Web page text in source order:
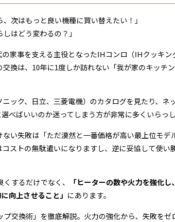
次はもっと良い機種に買い替えたい！」
はどう変わるの？」
家事を支える主役となったIHコンロ（IHクッキ
換は、10年に1度しか訪れない「我が家のキッチ
ック、日立、三菱電機）のカタログを見たり、ネ
べばいいのか迷ってしまう方が非常に多くいらっし
い失敗は「ただ漠然と一番価格が高い最上位モデ
ストの無駄遣いになりますし、逆に妥協して使い
するだけでなく、
「ヒーターの数や火力を強化
向上させること」 にあります。
交換術」を徹底解説。火力の強化から、失敗をゼ